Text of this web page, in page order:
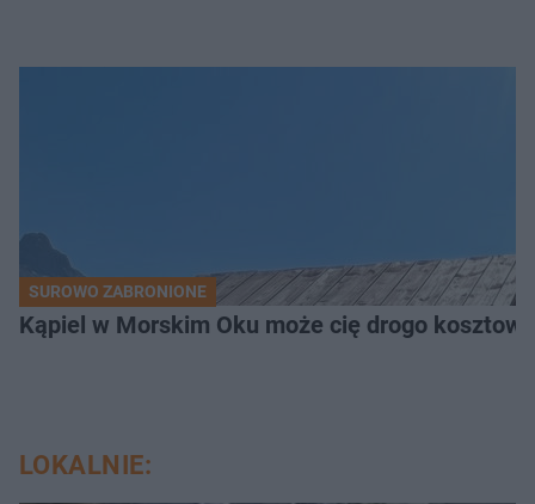
SUROWO ZABRONIONE
Kąpiel w Morskim Oku może cię drogo
LOKALNIE: